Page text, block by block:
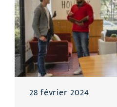
28 février 2024